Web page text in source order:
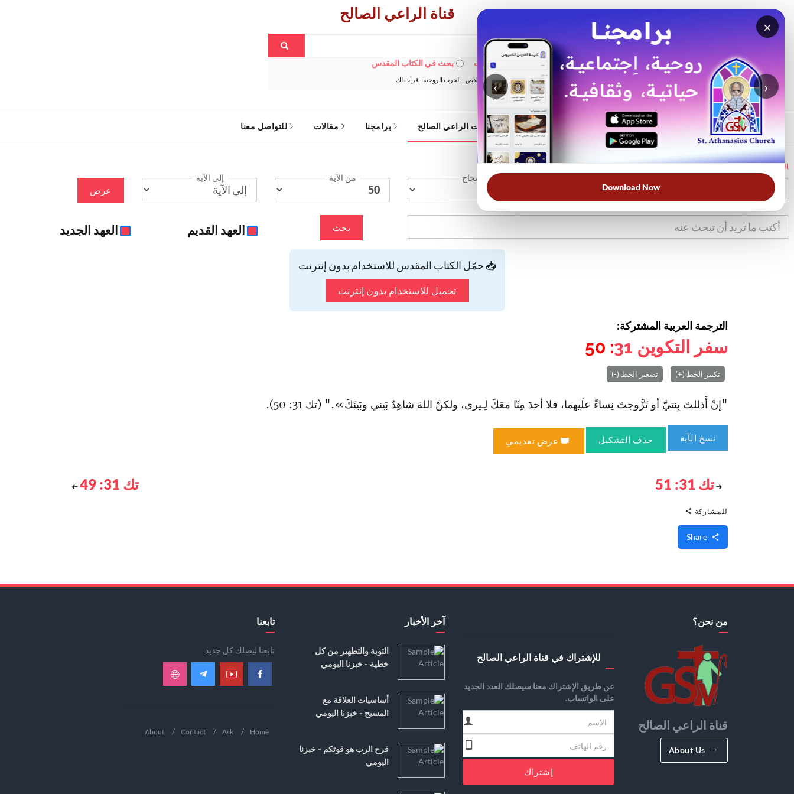
×
‹ ›
Download Now
قناة الراعي الصالح
بحث في الويبسايت بحث في الكتاب المقدس
الأكثر بحثًا: خبزنا اليومي الخلاص الحرب الروحية قرأت لك
الرئيسية خدمات الراعي الصالح برامجنا مقالات للتواصل معنا
الرئيسية
الإصحاح من الآية إلى الآية
عرض
بحث العهد القديم العهد الجديد
📥 حمّل الكتاب المقدس للاستخدام بدون إنترنت
تحميل للاستخدام بدون إنترنت
الترجمة العربية المشتركة:
سفر التكوين 31
: 50
تكبير الخط (+) تصغير الخط (-)
"إنْ أَذللتَ بِنتيَّ أو تَزَّوجتَ نِساءً علَيهما، فلا أحدَ مِنّا معَكَ لِـيرى، ولكنَّ اللهَ شاهِدٌ بَيني وبَينَكَ»." (تك 31: 50).
نسخ الآية حذف التشكيل عرض تقديمي
تك 31: 51 تك 31: 49
للمشاركة
من نحن؟
قناة الراعي الصالح
About Us
للإشتراك في قناة الراعي الصالح
عن طريق الإشتراك معنا سيصلك العدد الجديد
على الواتساب.
إشتراك
آخر الأخبار
التوبة والتطهير من كل
خطية - خبزنا اليومي
أساسيات العلاقة مع
المسيح - خبزنا اليومي
فرح الرب هو قوتكم - خبزنا
اليومي
تابعنا
تابعنا ليصلك كل جديد
Home
Ask
Contact
About